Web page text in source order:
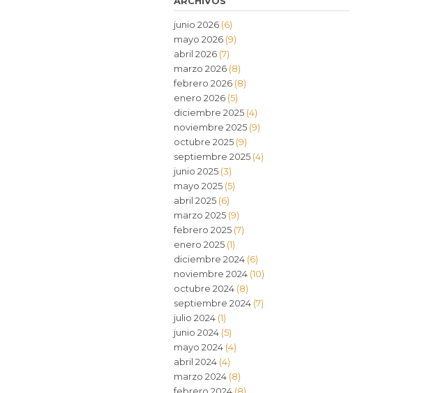
junio 2026(6)
mayo 2026(9)
abril 2026(7)
marzo 2026(8)
febrero 2026(8)
enero 2026(5)
diciembre 2025(4)
noviembre 2025(9)
octubre 2025(9)
septiembre 2025(4)
junio 2025(3)
mayo 2025(5)
abril 2025(6)
marzo 2025(9)
febrero 2025(7)
enero 2025(1)
diciembre 2024(6)
noviembre 2024(10)
octubre 2024(8)
septiembre 2024(7)
julio 2024(1)
junio 2024(5)
mayo 2024(4)
abril 2024(4)
marzo 2024(8)